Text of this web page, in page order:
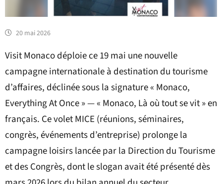
20 mai 2026
Visit Monaco déploie ce 19 mai une nouvelle
campagne internationale à destination du tourisme
d’affaires, déclinée sous la signature « Monaco,
Everything At Once » — « Monaco, Là où tout se vit » en
français. Ce volet MICE (réunions, séminaires,
congrès, événements d’entreprise) prolonge la
campagne loisirs lancée par la Direction du Tourisme
et des Congrès, dont le slogan avait été présenté dès